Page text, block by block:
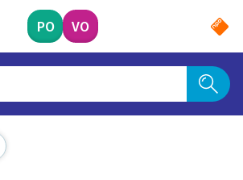
PO VO